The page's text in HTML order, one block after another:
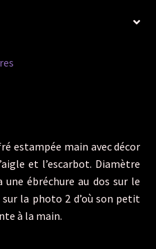
estampée main avec décor
et l’escarbot. Diamètre
ébréchure au dos sur le
la photo 2 d’où son petit
à la main.